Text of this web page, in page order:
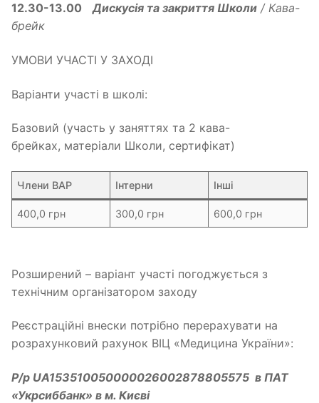
12.30-13.00 Дискусія та закриття Школи / Кава-
брейк
УМОВИ УЧАСТІ У ЗАХОДІ
Варіанти участі в школі:
Базовий (участь у заняттях та 2 кава-
брейках, матеріали Школи, сертифікат)
Члени ВАР Інтерни Інші
400,0 грн 300,0 грн 600,0 грн
Розширений – варіант участі погоджується з
технічним організатором заходу
Реєстраційні внески потрібно перерахувати на
розрахунковий рахунок ВІЦ «Медицина України»:
Р/р UA153510050000026002878805575 в ПАТ
«Укрсиббанк» в м. Києві